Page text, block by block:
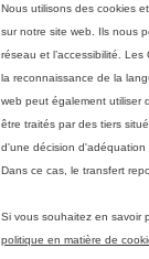
Voir
Voir
Nous utilisons des cookies
sur notre site web. Ils nous
réseau et l’accessibilité.
la reconnaissance de la
web peut également utiliser
être traités par des tiers
d'une décision
Dans ce cas, le transfert
Si vous souhaitez en savoir
politique en matière de